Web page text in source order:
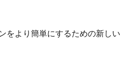
をより簡単にするための新しい